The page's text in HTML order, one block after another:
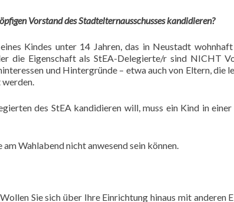
Vorstand des Stadtelternausschusses kandidieren?
Kindes unter 14 Jahren, das in Neustadt
die Eigenschaft als StEA-Delegierte/r sind NICHT
und Hintergründe – etwa auch von Eltern, die
des StEA kandidieren will, muss ein Kind in
Wahlabend nicht anwesend sein können.
Sie sich über Ihre Einrichtung hinaus mit anderen